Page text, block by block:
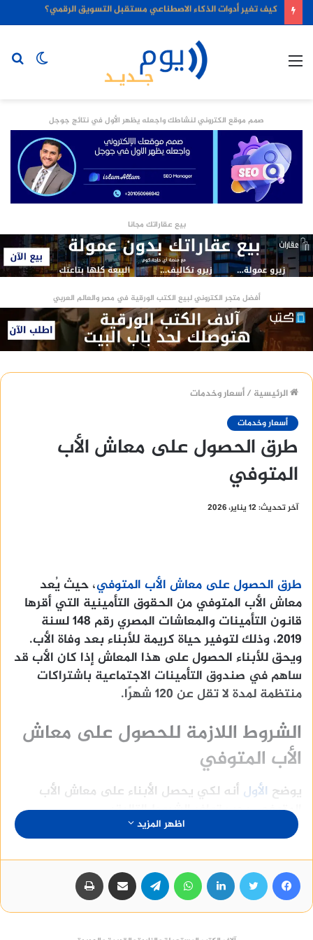
كيف تغير أدوات الذكاء الاصطناعي مستقبل التسويق الرقمي؟
الوضع
صمم موقع الكتروني لنشاطك واجعله يظهر الأول في نتائج جوجل
بيع عقاراتك مجانا
أفضل متجر الكتروني لبيع الكتب الورقية في مصر والعالم العربي
الرئيسية /أسعار وخدمات
أسعار وخدمات
طرق الحصول على معاش الأب
المتوفي
آخر تحديث: 12 يناير، 2026
طرق الحصول على معاش الأب المتوفي، حيث يُعد
معاش الأب المتوفي من الحقوق التأمينية التي أقرها
قانون التأمينات والمعاشات المصري رقم 148 لسنة
2019، وذلك لتوفير حياة كريمة للأبناء بعد وفاة الأب.
ويحق للأبناء الحصول على هذا المعاش إذا كان الأب قد
ساهم في صندوق التأمينات الاجتماعية باشتراكات
منتظمة لمدة لا تقل عن 120 شهرًا.
الشروط اللازمة للحصول على معاش
الأب المتوفي
يوضح الأول أنه لكي يحصل الأبناء على معاش الأب
المتوفي، يجب توافر الشروط التالية:
أن يكون الأب قد توفى وهو على رأس عمله أو
بعد انتهاء خدمته.
أن يكون الأبناء قد بلغوا سن 18 عامًا أو أقل، أو
كانوا مصابين بإعاقة ذهنية أو بدنية.
اظهر المزيد